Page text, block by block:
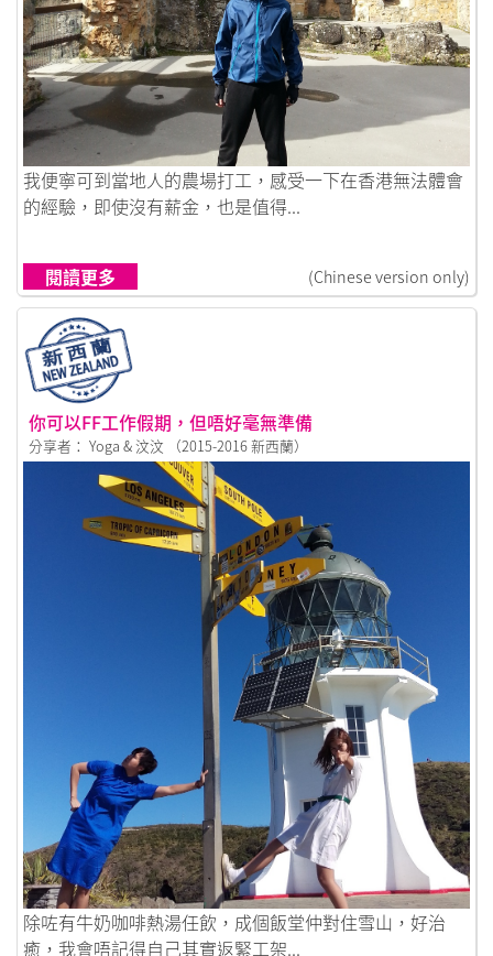
鏈接到打工換宿，冇人工都值得！
我便寧可到當地人的農場打工，感受一下在香港無法體會
的經驗，即使沒有薪金，也是值得...
閱讀更多 (Chinese version only)
你可以FF工作假期，但唔好毫無準備
分享者： Yoga & 汶汶 （2015-2016 新西蘭）
鏈接到你可以FF工作假期，但唔好毫無準備
除咗有牛奶咖啡熱湯任飲，成個飯堂仲對住雪山，好治
癒，我會唔記得自己其實返緊工架...